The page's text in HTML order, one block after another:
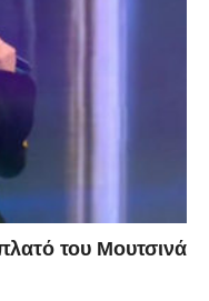
του Μουτσινά